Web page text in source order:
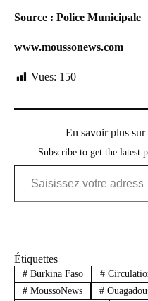
Source : Police Municipale
www.moussonews.com
Vues: 150
En savoir plus
Subscribe to get the latest
Saisissez votre adresse e-mail…
Étiquettes
#Burkina Faso #
#MoussoNews #